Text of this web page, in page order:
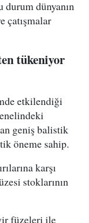
durum dünyanın
çatışmalar
tükeniyor
etkilendiği
geniş balistik
öneme sahip.
karşı
stoklarının
füzeleri ile